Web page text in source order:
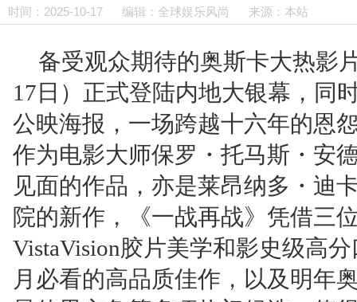
时间：2025-10-17 编辑：全球娱乐风尚 来源：本站
备受观众期待的奥斯卡大热影
17日）正式登陆内地大银幕，同
公映海报，一场跨越十六年的恩
作为电影大师保罗・托马斯・安
见面的作品，亦是莱昂纳多・迪
院的新作，《一战再战》凭借三
VistaVision胶片美学和影史级高
月必看的高品质佳作，以及明年